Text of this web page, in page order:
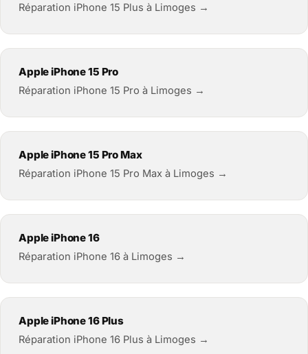
Réparation iPhone 15 Plus à Limoges →
Apple iPhone 15 Pro
Réparation iPhone 15 Pro à Limoges →
Apple iPhone 15 Pro Max
Réparation iPhone 15 Pro Max à Limoges →
Apple iPhone 16
Réparation iPhone 16 à Limoges →
Apple iPhone 16 Plus
Réparation iPhone 16 Plus à Limoges →